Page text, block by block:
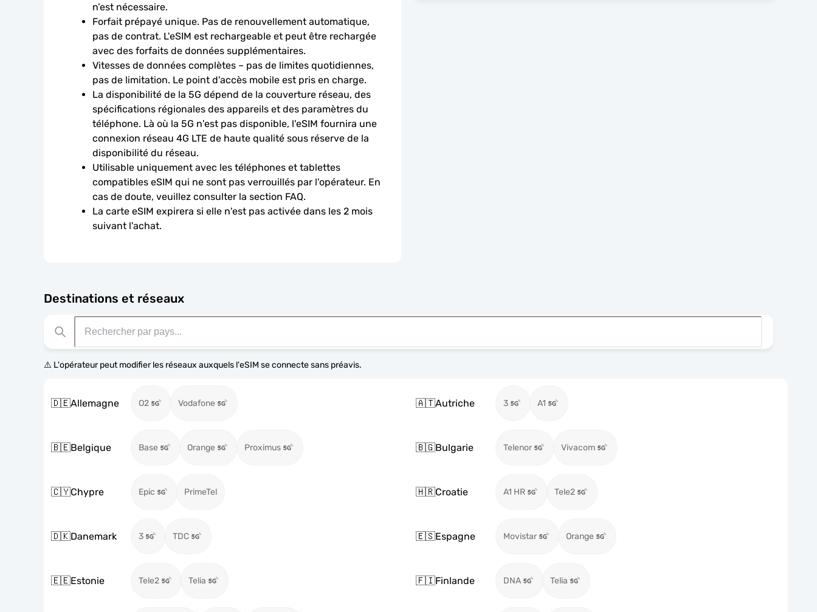
n’est nécessaire.
Forfait prépayé unique. Pas de renouvellement automatique,
pas de contrat. L'eSIM est rechargeable et peut être rechargée
avec des forfaits de données supplémentaires.
Vitesses de données complètes – pas de limites quotidiennes,
pas de limitation. Le point d'accès mobile est pris en charge.
La disponibilité de la 5G dépend de la couverture réseau, des
spécifications régionales des appareils et des paramètres du
téléphone. Là où la 5G n'est pas disponible, l'eSIM fournira une
connexion réseau 4G LTE de haute qualité sous réserve de la
disponibilité du réseau.
Utilisable uniquement avec les téléphones et tablettes
compatibles eSIM qui ne sont pas verrouillés par l'opérateur. En
cas de doute, veuillez consulter la section FAQ.
La carte eSIM expirera si elle n'est pas activée dans les 2 mois
suivant l'achat.
Destinations et réseaux
⚠️ L'opérateur peut modifier les réseaux auxquels l'eSIM se connecte sans préavis.
🇩🇪Allemagne O2 Vodafone 🇦🇹Autriche 3 A1
🇧🇪Belgique Base Orange Proximus 🇧🇬Bulgarie Telenor Vivacom
🇨🇾Chypre Epic PrimeTel 🇭🇷Croatie A1 HR Tele2
🇩🇰Danemark 3 TDC 🇪🇸Espagne Movistar Orange
🇪🇪Estonie Tele2 Telia 🇫🇮Finlande DNA Telia